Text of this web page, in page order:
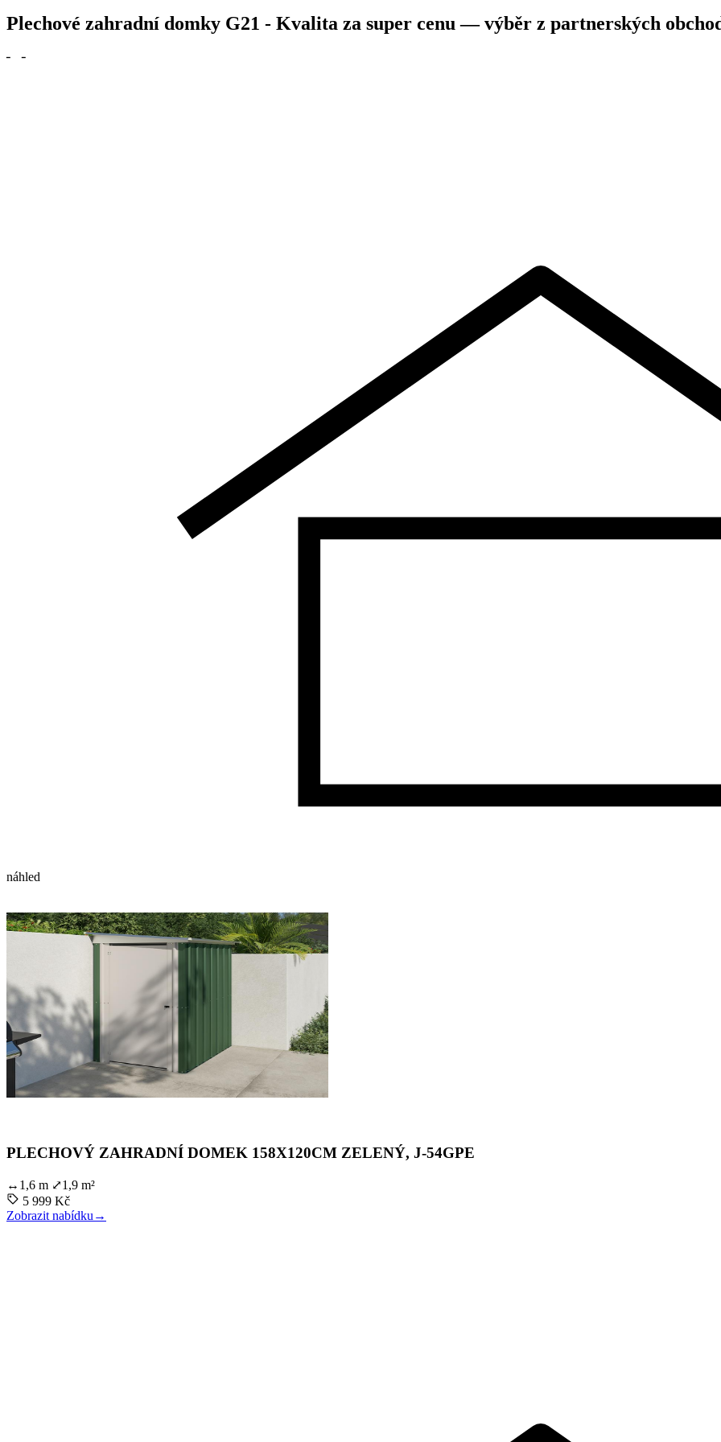
Plechové zahradní domky G21 - Kvalita za super cenu — výběr z partnerských
╴ ╶
náhled
PLECHOVÝ ZAHRADNÍ DOMEK 158X120CM ZELENÝ, J-54GPE
↔ 1,6 m ⤢1,9 m²
5 999 Kč
Zobrazit nabídku →